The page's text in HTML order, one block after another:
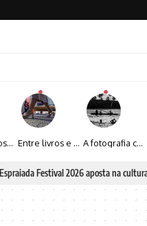
Fotógrafo José Roberto apresenta um olhar sensível sobre arquitetura, formas e luz na fotografia Entre livros e fotografia autoral, Sebastião Reis consolida uma trajetória marcada pelo olhar artístico A fotografia contemporânea de Cynthia Feyh Jappur entre luz, movimento e arte
Espraiada Festival 2026 aposta na